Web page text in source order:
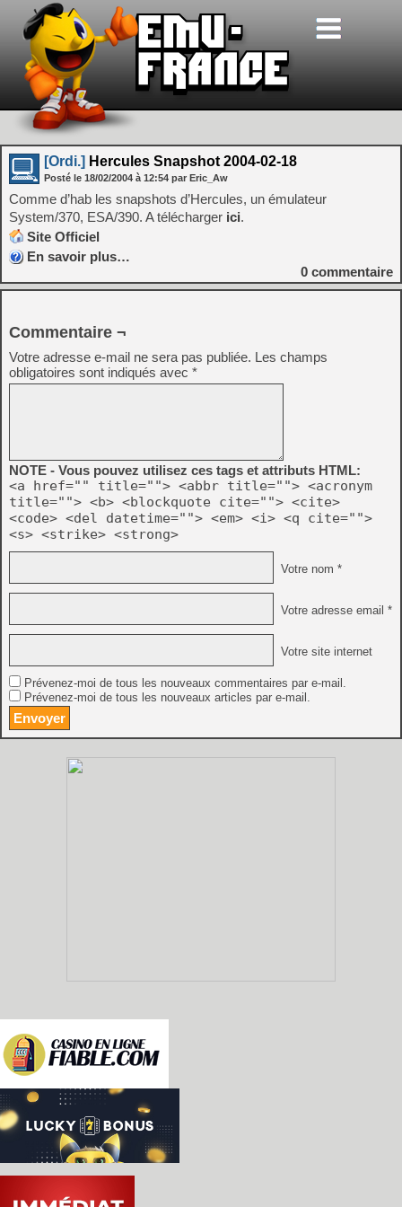
[Ordi.] Hercules Snapshot 2004-02-18
Posté le 18/02/2004 à 12:54 par Eric_Aw
Comme d’hab les snapshots d’Hercules, un émulateur
System/370, ESA/390. A télécharger ici.
Site Officiel
En savoir plus…
0 commentaire
Commentaire ¬
Votre adresse e-mail ne sera pas publiée. Les champs
obligatoires sont indiqués avec *
NOTE - Vous pouvez utilisez ces tags et attributs HTML:
<a href="" title=""> <abbr title=""> <acronym
title=""> <b> <blockquote cite=""> <cite>
<code> <del datetime=""> <em> <i> <q cite="">
<s> <strike> <strong>
Votre nom *
Votre adresse email *
Votre site internet
Prévenez-moi de tous les nouveaux commentaires par e-mail.
Prévenez-moi de tous les nouveaux articles par e-mail.